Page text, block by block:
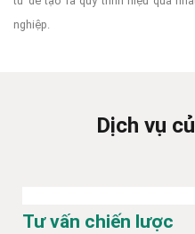
nghiệp.
Dịch vụ
Tư vấn chiến lược